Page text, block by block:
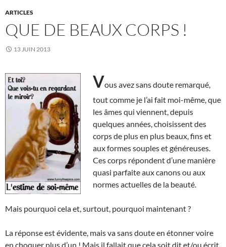
ARTICLES
QUE DE BEAUX CORPS !
13 JUIN 2013
Vous avez sans doute remarqué,
tout comme je l’ai fait moi-même, que
les âmes qui viennent, depuis
quelques années, choisissent des
corps de plus en plus beaux, fins et
aux formes souples et généreuses.
Ces corps répondent d’une manière
quasi parfaite aux canons ou aux
normes actuelles de la beauté.
Mais pourquoi cela et, surtout, pourquoi maintenant ?
La réponse est évidente, mais va sans doute en étonner voire
en choquer plus d’un ! Mais il fallait que cela soit dit et/ou écrit,